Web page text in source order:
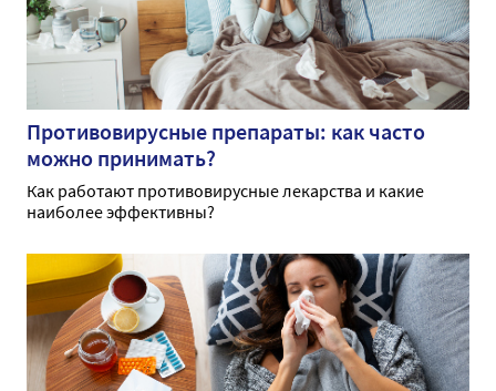
Противовирусные препараты: как часто
можно принимать?
Как работают противовирусные лекарства и какие
наиболее эффективны?